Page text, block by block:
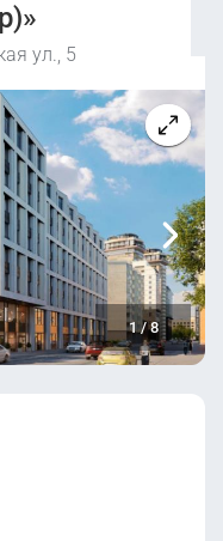
ул., 5
1/8